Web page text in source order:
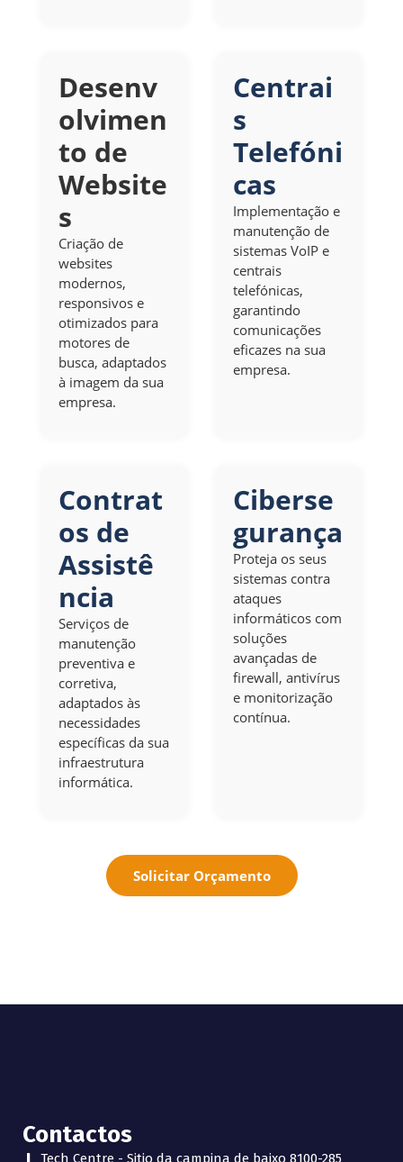
Desenv
olvimen
to de
Website
s
Criação de
websites
modernos,
responsivos e
otimizados para
motores de
busca, adaptados
à imagem da sua
empresa.
Centrai
s
Telefóni
cas
Implementação e
manutenção de
sistemas VoIP e
centrais
telefónicas,
garantindo
comunicações
eficazes na sua
empresa.
Contrat
os de
Assistê
ncia
Serviços de
manutenção
preventiva e
corretiva,
adaptados às
necessidades
específicas da sua
infraestrutura
informática.
Ciberse
gurança
Proteja os seus
sistemas contra
ataques
informáticos com
soluções
avançadas de
firewall, antivírus
e monitorização
contínua.
Solicitar Orçamento
Contactos
Tech Centre - Sitio da campina de baixo 8100-285